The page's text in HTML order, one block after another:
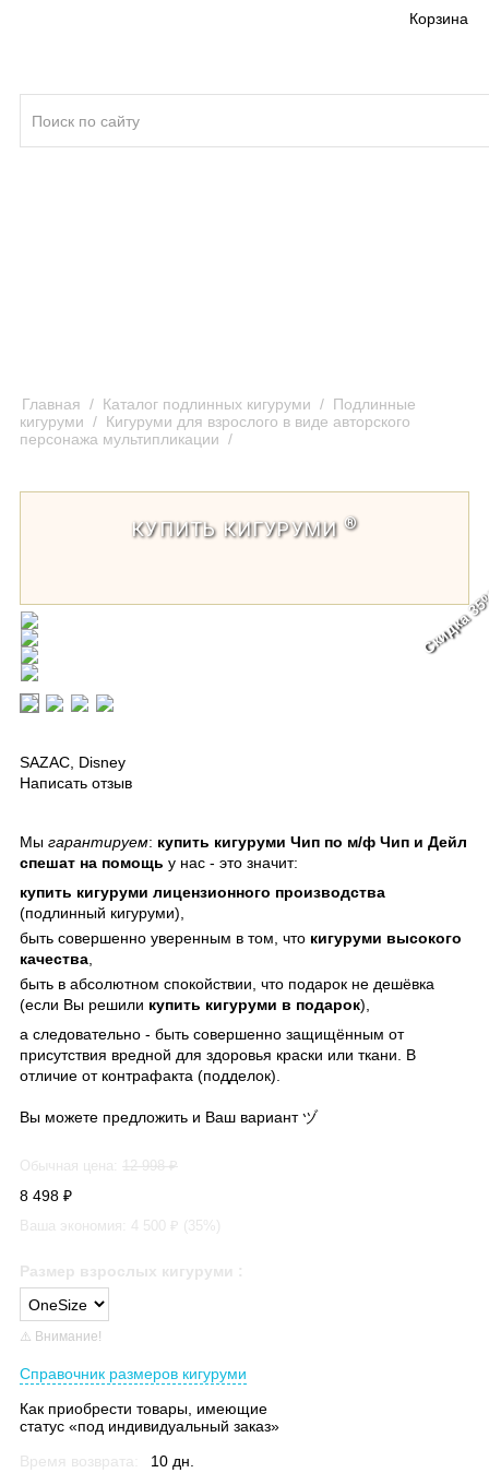
Корзина
Главная / Каталог подлинных кигуруми / Подлинные
кигуруми / Кигуруми для взрослого в виде авторского
персонажа мультипликации /
КУПИТЬ КИГУРУМИ ®
Скидка
SAZAC Disney
Написать отзыв
Мы гарантируем: купить кигуруми Чип по м/ф Чип и Дейл
спешат на помощь у нас - это значит:
купить кигуруми лицензионного производства
(подлинный кигуруми),
быть совершенно уверенным в том, что кигуруми высокого
качества
быть в абсолютном спокойствии, что подарок не дешёвка
(если Вы решили купить кигуруми в подарок),
а следовательно - быть совершенно защищённым от
присутствия вредной для здоровья краски или ткани. В
отличие от контрафакта (подделок).
Вы можете предложить и Ваш вариант ヅ
Обычная цена: 12 998 ₽
8 498 ₽
Ваша экономия: 4 500 ₽ ( 35 %)
Размер взрослых кигуруми :
⚠️ Внимание!
Справочник размеров кигуруми
Как приобрести товары, имеющие
статус «под индивидуальный заказ»
Время возврата:
10 дн.